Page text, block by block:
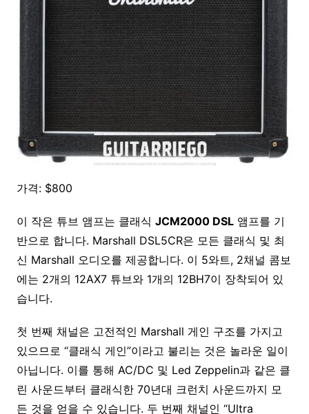
가격: $800
이 작은 튜브 앰프는 클래식 JCM2000 DSL앰프를 기
반으로 합니다. Marshall DSL5CR은 모든 클래식 및 최
신 Marshall 오디오를 제공합니다. 이 5와트, 2채널 콤보
에는 2개의 12AX7 튜브와 1개의 12BH7이 장착되어 있
습니다.
첫 번째 채널은 고전적인 Marshall 게인 구조를 가지고
있으므로 “클래식 게인”이라고 불리는 것은 놀라운 일이
아닙니다. 이를 통해 AC/DC 및 Led Zeppelin과 같은 클
린 사운드부터 클래식한 70년대 크런치 사운드까지 모
든 것을 얻을 수 있습니다. 두 번째 채널인 “Ultra